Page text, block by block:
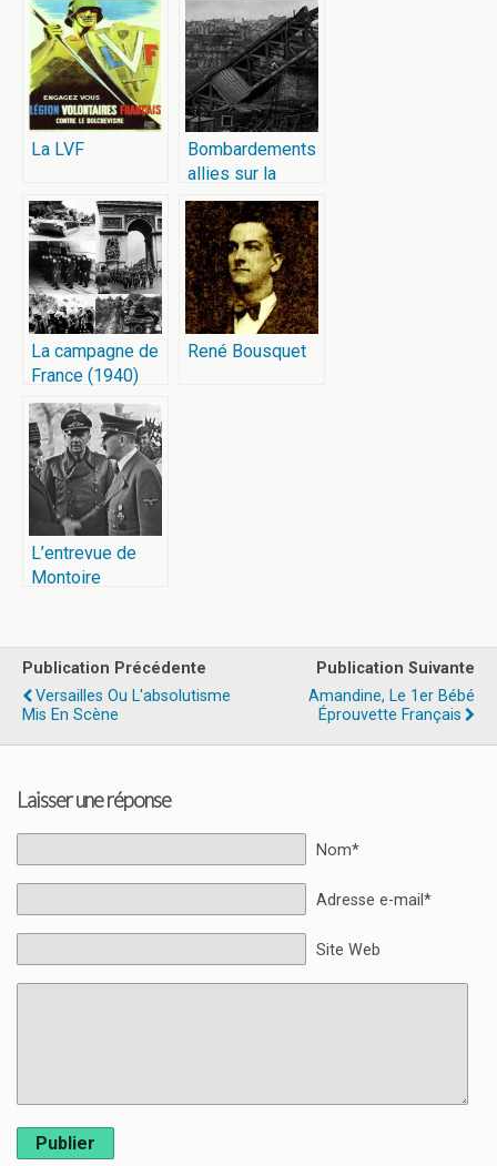
La LVF
Bombardements
allies sur la
France
La campagne de
France (1940)
René Bousquet
L’entrevue de
Montoire
Publication Précédente
Versailles Ou L'absolutisme
Mis En Scène
Publication Suivante
Amandine, Le 1er Bébé
Éprouvette Français
Laisser une réponse
Nom*
Adresse e-mail*
Site Web
Publier